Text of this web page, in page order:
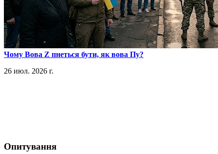
​Чому Вова Z пнеться бути, як вова Пу?
26 июл. 2026 г.
Опитування